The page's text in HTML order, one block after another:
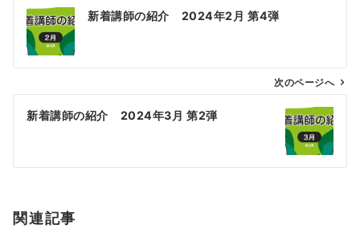
ビ
ン
新着講師の紹介 2024年2月 第4弾
次のページへ
新着講師の紹介 2024年3月 第2弾
関連記事